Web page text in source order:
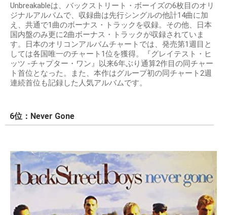
Unbreakableは、バックストリート・ボーイズの6枚目のオリ
ジナルアルバムで、収録曲は先行シングルの他計14曲に加
え、共通で1曲のボーナス・トラックを収録。その他、日本
国内盤のみ更に2曲ボーナス・トラックが収録されていま
す。日本のオリコンアルバムチャートでは、発売第1週目と
しては各国唯一のチャート1位を獲得。『グレイテスト・ヒ
ッツ -チャプター・ワン』以来6年ぶり通算2作目の同チャー
ト首位となった。また、本作はグループ初の同チャート2週
連続首位も記録した人気アルバムです。
6位：Never Gone